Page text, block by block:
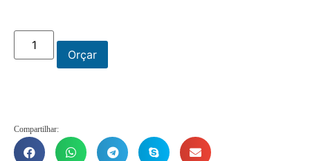
Orçar
Compartilhar: